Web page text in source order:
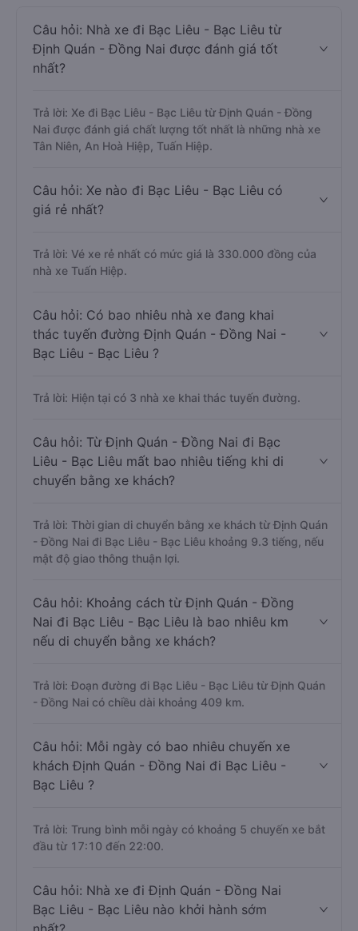
Câu hỏi: Nhà xe đi Bạc Liêu - Bạc Liêu từ
Định Quán - Đồng Nai được đánh giá tốt
nhất?
Trả lời: Xe đi Bạc Liêu - Bạc Liêu từ Định Quán - Đồng
Nai được đánh giá chất lượng tốt nhất là những nhà xe
Tân Niên, An Hoà Hiệp, Tuấn Hiệp.
Câu hỏi: Xe nào đi Bạc Liêu - Bạc Liêu có
giá rẻ nhất?
Trả lời: Vé xe rẻ nhất có mức giá là 330.000 đồng của
nhà xe Tuấn Hiệp.
Câu hỏi: Có bao nhiêu nhà xe đang khai
thác tuyến đường Định Quán - Đồng Nai -
Bạc Liêu - Bạc Liêu ?
Trả lời: Hiện tại có 3 nhà xe khai thác tuyến đường.
Câu hỏi: Từ Định Quán - Đồng Nai đi Bạc
Liêu - Bạc Liêu mất bao nhiêu tiếng khi di
chuyển bằng xe khách?
Trả lời: Thời gian di chuyển bằng xe khách từ Định Quán
- Đồng Nai đi Bạc Liêu - Bạc Liêu khoảng 9.3 tiếng, nếu
mật độ giao thông thuận lợi.
Câu hỏi: Khoảng cách từ Định Quán - Đồng
Nai đi Bạc Liêu - Bạc Liêu là bao nhiêu km
nếu di chuyển bằng xe khách?
Trả lời: Đoạn đường đi Bạc Liêu - Bạc Liêu từ Định Quán
- Đồng Nai có chiều dài khoảng 409 km.
Câu hỏi: Mỗi ngày có bao nhiêu chuyến xe
khách Định Quán - Đồng Nai đi Bạc Liêu -
Bạc Liêu ?
Trả lời: Trung bình mỗi ngày có khoảng 5 chuyến xe bắt
đầu từ 17:10 đến 22:00.
Câu hỏi: Nhà xe đi Định Quán - Đồng Nai
Bạc Liêu - Bạc Liêu nào khởi hành sớm